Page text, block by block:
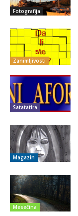
Fotografija
Zanimljivosti
Satatatira
Magazin
Mesečina